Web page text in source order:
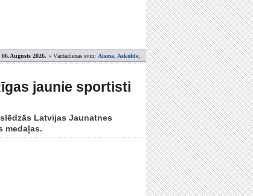
2026. » Vārdadienas svin: Aisma, Askolds;
jaunie sportisti
Latvijas Jaunatnes
medaļas.